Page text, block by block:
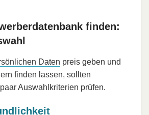
finden:
Daten preis geben und
finden lassen, sollten
Auswahlkriterien prüfen.